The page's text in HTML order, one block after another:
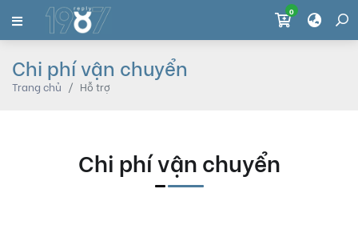
0
Chi phí vận chuyển
Trang chủ Hỗ trợ
Chi phí vận chuyển